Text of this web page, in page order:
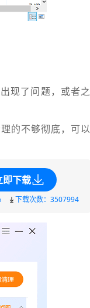
现了问题，或者之
的不够彻底，可以
即下载
下载次数：3507994